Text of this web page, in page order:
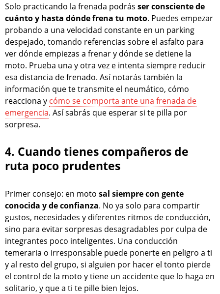
Solo practicando la frenada podrás ser consciente de
cuánto y hasta dónde frena tu moto. Puedes empezar
probando a una velocidad constante en un parking
despejado, tomando referencias sobre el asfalto para
ver dónde empiezas a frenar y dónde se detiene la
moto. Prueba una y otra vez e intenta siempre reducir
esa distancia de frenado. Así notarás también la
información que te transmite el neumático, cómo
reacciona y cómo se comporta ante una frenada de
emergencia. Así sabrás que esperar si te pilla por
sorpresa.
4. Cuando tienes compañeros de
ruta poco prudentes
Primer consejo: en moto sal siempre con gente
conocida y de confianza. No ya solo para compartir
gustos, necesidades y diferentes ritmos de conducción,
sino para evitar sorpresas desagradables por culpa de
integrantes poco inteligentes. Una conducción
temeraria o irresponsable puede ponerte en peligro a ti
y al resto del grupo, si alguien por hacer el tonto pierde
el control de la moto y tiene un accidente que lo haga en
solitario, y que a ti te pille bien lejos.